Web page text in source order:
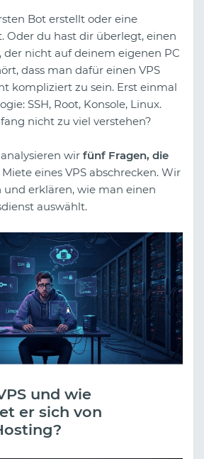
Bot erstellt oder eine
Oder du hast dir überlegt, einen
der nicht auf deinem eigenen PC
dass man dafür einen VPS
kompliziert zu sein. Erst einmal
SSH, Root, Konsole, Linux.
nicht zu viel verstehen?
wir fünf Fragen, die
eines VPS abschrecken. Wir
erklären, wie man einen
auswählt.
und wie
er sich von